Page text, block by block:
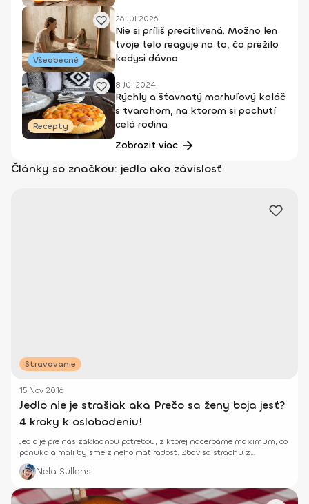
Všeobecné
26 Júl 2026
Nie si príliš precitlivená. Možno len
tvoje telo reaguje na to, čo prežilo
kedysi dávno
Recepty
8 Júl 2024
Rýchly a šťavnatý marhuľový koláč
s tvarohom, na ktorom si pochutí
celá rodina
Zobraziť viac
Články so značkou: jedlo ako závislosť
Stravovanie
15 Nov 2016
Jedlo nie je strašiak aka Prečo sa ženy boja jesť?
4 kroky k oslobodeniu!
Jedlo je pre nás základnou potrebou, z ktorej načerpáme maximum, čo
ponúka a mali by sme z neho mať radosť. Zbav sa strachu z
priberania a uži si jedlo!
Nela Sullens